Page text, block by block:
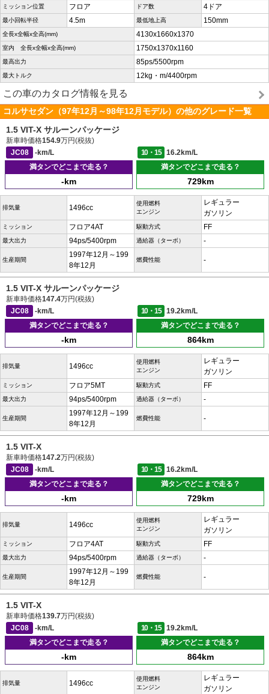
ミッション位置 フロア ドア数 4ドア
最小回転半径 4.5m 最低地上高 150mm
全長x全幅x全高(mm) 4130x1660x1370
室内 全長x全幅x全高(mm) 1750x1370x1160
最高出力 85ps/5500rpm
最大トルク 12kg・m/4400rpm
この車のカタログ情報を見る
コルサセダン（97年12月～98年12月モデル）の他のグレード一覧
1.5 VIT-X サルーンパッケージ
新車時価格154.9万円(税抜)
JC08
-km/L 10・15
16.2km/L
満タンでどこまで走る？
-km
満タンでどこまで走る？
729km
排気量 1496cc
使用燃料
エンジン
レギュラー
ガソリン
ミッション フロア4AT 駆動方式 FF
最大出力 94ps/5400rpm 過給器（ターボ） -
生産期間
1997年12月～199
8年12月
燃費性能 -
1.5 VIT-X サルーンパッケージ
新車時価格147.4万円(税抜)
JC08
-km/L 10・15
19.2km/L
満タンでどこまで走る？
-km
満タンでどこまで走る？
864km
排気量 1496cc
使用燃料
エンジン
レギュラー
ガソリン
ミッション フロア5MT 駆動方式 FF
最大出力 94ps/5400rpm 過給器（ターボ） -
生産期間
1997年12月～199
8年12月
燃費性能 -
1.5 VIT-X
新車時価格147.2万円(税抜)
JC08
-km/L 10・15
16.2km/L
満タンでどこまで走る？
-km
満タンでどこまで走る？
729km
排気量 1496cc
使用燃料
エンジン
レギュラー
ガソリン
ミッション フロア4AT 駆動方式 FF
最大出力 94ps/5400rpm 過給器（ターボ） -
生産期間
1997年12月～199
8年12月
燃費性能 -
1.5 VIT-X
新車時価格139.7万円(税抜)
JC08
-km/L 10・15
19.2km/L
満タンでどこまで走る？
-km
満タンでどこまで走る？
864km
排気量 1496cc
使用燃料
エンジン
レギュラー
ガソリン